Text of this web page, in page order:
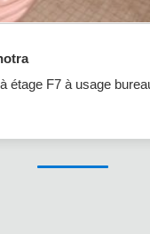
étage F7 à usage